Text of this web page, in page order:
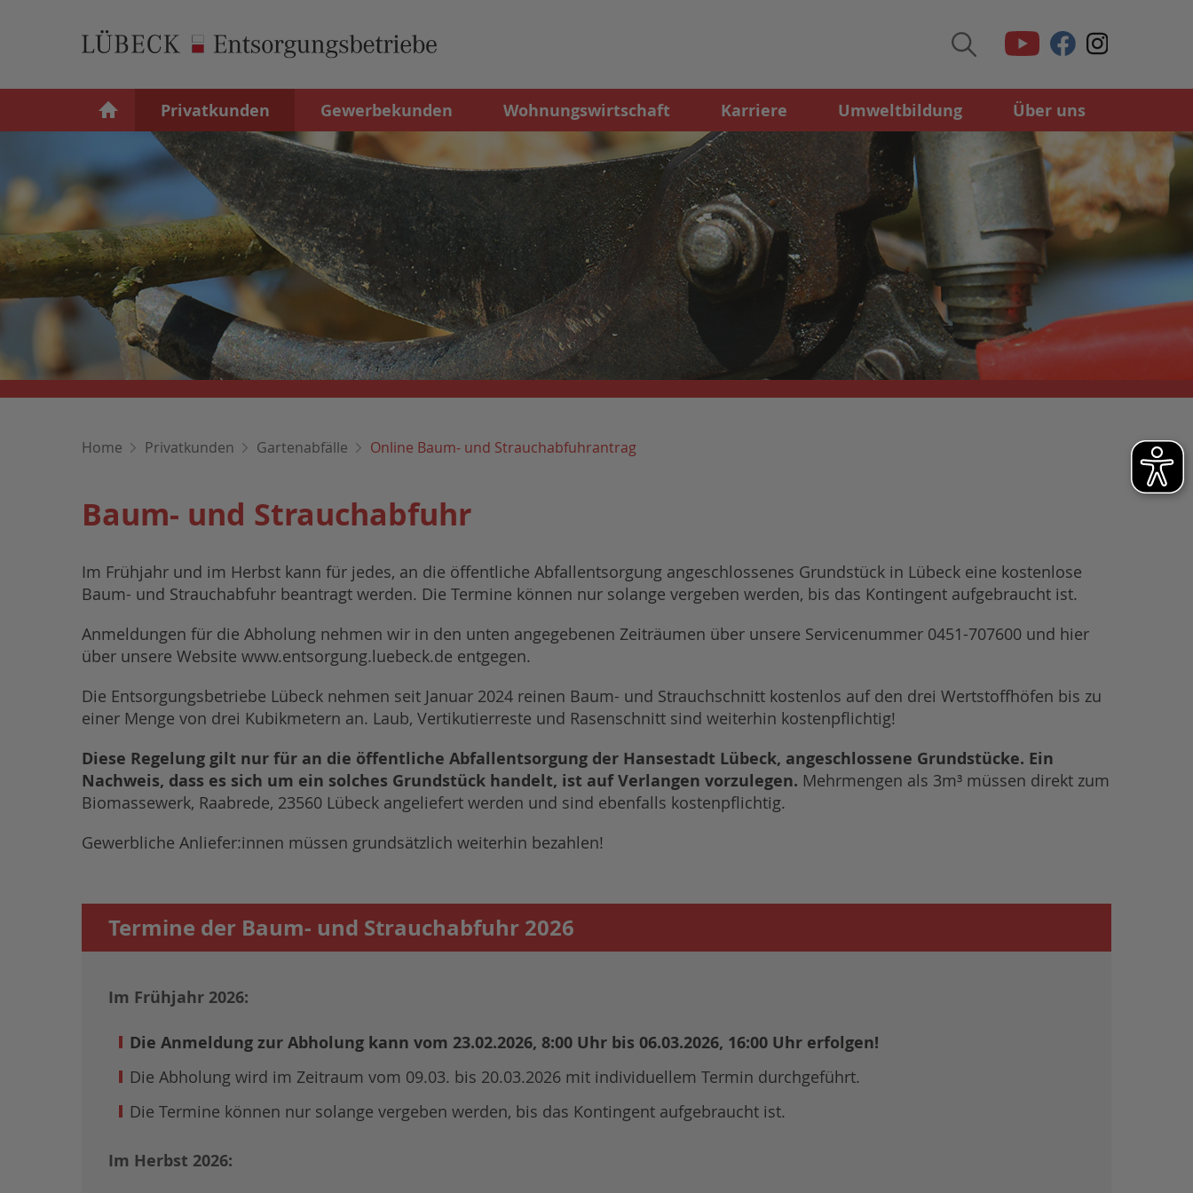
Privatkunden Gewerbekunden Wohnungswirtschaft Karriere Umweltbildung Über uns
Home Privatkunden Gartenabfälle Online Baum- und Strauchabfuhrantrag
Baum- und Strauchabfuhr
Im Frühjahr und im Herbst kann für jedes, an die öffentliche Abfallentsorgung angeschlossenes Grundstück in Lübeck eine kostenlose
Baum- und Strauchabfuhr beantragt werden. Die Termine können nur solange vergeben werden, bis das Kontingent aufgebraucht ist.
Anmeldungen für die Abholung nehmen wir in den unten angegebenen Zeiträumen über unsere Servicenummer 0451-707600 und hier
über unsere Website www.entsorgung.luebeck.de entgegen.
Die Entsorgungsbetriebe Lübeck nehmen seit Januar 2024 reinen Baum- und Strauchschnitt kostenlos auf den drei Wertstoffhöfen bis zu
einer Menge von drei Kubikmetern an. Laub, Vertikutierreste und Rasenschnitt sind weiterhin kostenpflichtig!
Diese Regelung gilt nur für an die öffentliche Abfallentsorgung der Hansestadt Lübeck, angeschlossene Grundstücke. Ein
Nachweis, dass es sich um ein solches Grundstück handelt, ist auf Verlangen vorzulegen. Mehrmengen als 3m³ müssen direkt zum
Biomassewerk, Raabrede, 23560 Lübeck angeliefert werden und sind ebenfalls kostenpflichtig.
Gewerbliche Anliefer:innen müssen grundsätzlich weiterhin bezahlen!
Termine der Baum- und Strauchabfuhr 2026
Im Frühjahr 2026:
Die Anmeldung zur Abholung kann vom 23.02.2026, 8:00 Uhr bis 06.03.2026, 16:00 Uhr erfolgen!
Die Abholung wird im Zeitraum vom 09.03. bis 20.03.2026 mit individuellem Termin durchgeführt.
Die Termine können nur solange vergeben werden, bis das Kontingent aufgebraucht ist.
Im Herbst 2026: